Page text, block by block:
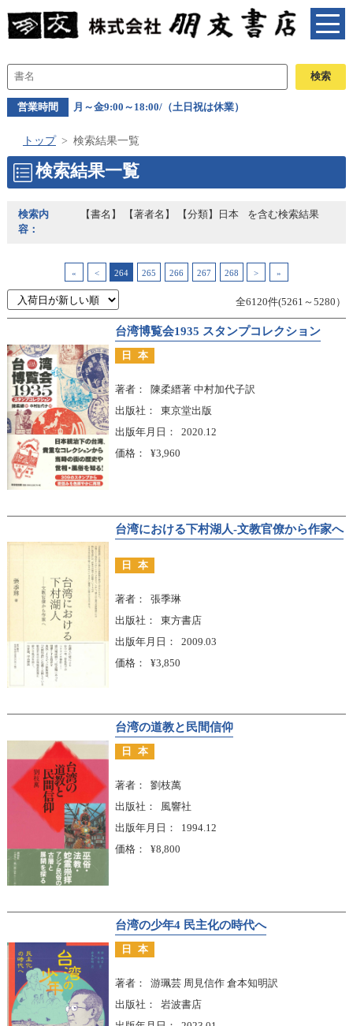
営業時間 月～金9:00～18:00/（土日祝は休業）
トップ 検索結果一覧
検索結果一覧
検索内
容：
【書名】 【著者名】 【分類】日本 を含む検索結果
« < 264 265 266 267 268 > »
全6120件(5261～5280）
台湾博覧会1935 スタンプコレクション
日本
著者
陳柔縉著 中村加代子訳
出版社
東京堂出版
出版年月日
2020.12
価格
¥3,960
台湾における下村湖人-文教官僚から作家へ
日本
著者
張季琳
出版社
東方書店
出版年月日
2009.03
価格
¥3,850
台湾の道教と民間信仰
日本
著者
劉枝萬
出版社
風響社
出版年月日
1994.12
価格
¥8,800
台湾の少年4 民主化の時代へ
日本
著者
游珮芸 周見信作 倉本知明訳
出版社
岩波書店